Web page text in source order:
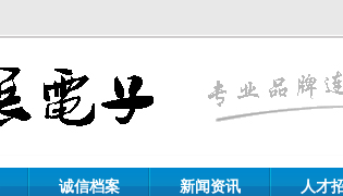
诚信档案 新闻资讯 人才